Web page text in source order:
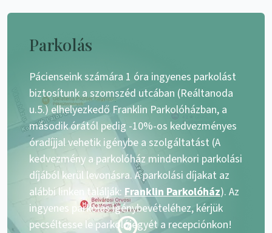
Parkolás
Pácienseink számára 1 óra ingyenes parkolást
biztosítunk a szomszéd utcában (Reáltanoda
u.5.) elhelyezkedő Franklin Parkolóházban, a
második órától pedig -10%-os kedvezményes
óradíjjal vehetik igénybe a szolgáltatást (A
kedvezmény a parkolóház mindenkori parkolási
díjából kerül levonásra. A parkolási díjakat az
alábbi linken találják: Franklin Parkolóház). Az
ingyenes parkolás igénybevételéhez, kérjük
pecséltesse le parkolójegyét a recepciónkon!